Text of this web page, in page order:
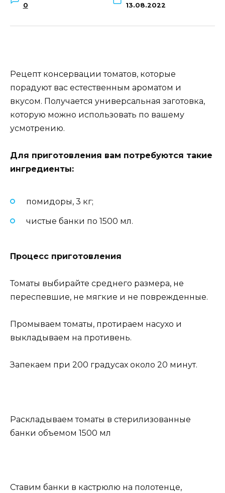
0 13.08.2022
Рецепт консервации томатов, которые
порадуют вас естественным ароматом и
вкусом. Получается универсальная заготовка,
которую можно использовать по вашему
усмотрению.
Для приготовления вам потребуются такие
ингредиенты:
помидоры, 3 кг;
чистые банки по 1500 мл.
Процесс приготовления
Томаты выбирайте среднего размера, не
переспевшие, не мягкие и не поврежденные.
Промываем томаты, протираем насухо и
выкладываем на противень.
Запекаем при 200 градусах около 20 минут.
Раскладываем томаты в стерилизованные
банки объемом 1500 мл
Ставим банки в кастрюлю на полотенце,